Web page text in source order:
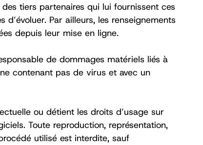
tiers partenaires qui lui fournissent ces
Par ailleurs, les renseignements
depuis leur mise en ligne.
de dommages matériels liés à
contenant pas de virus et avec un
ou détient les droits d’usage sur
Toute reproduction, représentation,
utilisé est interdite, sauf